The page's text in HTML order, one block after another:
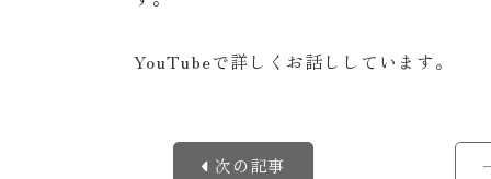
YouTubeで詳しくお話ししています。
次の記事